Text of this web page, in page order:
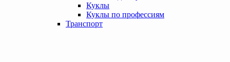
Куклы
Куклы по профессиям
Транспорт